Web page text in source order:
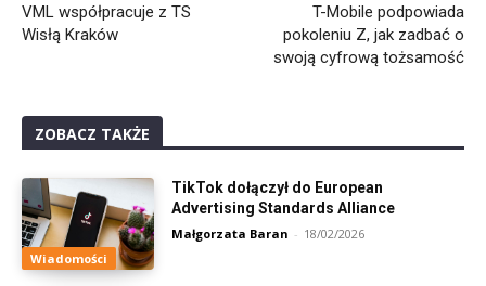
VML współpracuje z TS
Wisłą Kraków
T-Mobile podpowiada
pokoleniu Z, jak zadbać o
swoją cyfrową tożsamość
ZOBACZ TAKŻE
Wiadomości
TikTok dołączył do European
Advertising Standards Alliance
Małgorzata Baran - 18/02/2026